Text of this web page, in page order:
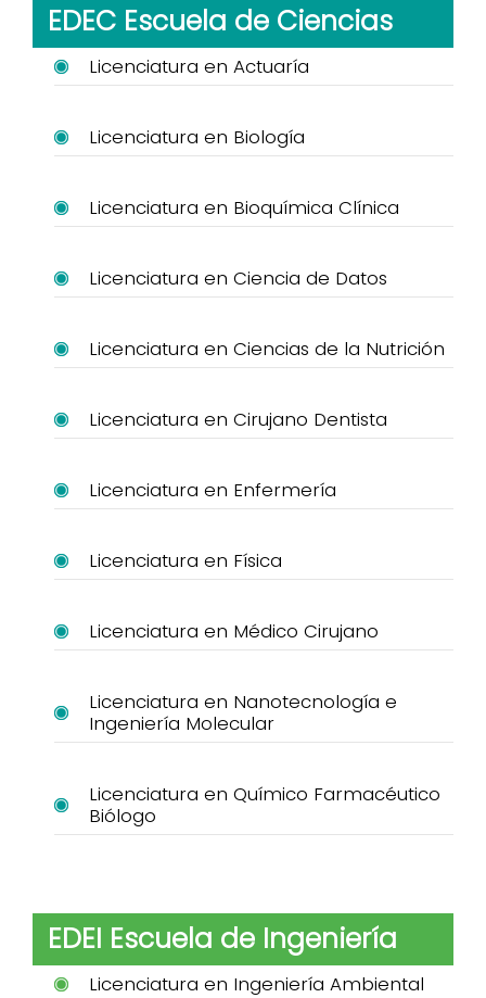
EDEC Escuela de Ciencias
Licenciatura en Actuaría
Licenciatura en Biología
Licenciatura en Bioquímica Clínica
Licenciatura en Ciencia de Datos
Licenciatura en Ciencias de la Nutrición
Licenciatura en Cirujano Dentista
Licenciatura en Enfermería
Licenciatura en Física
Licenciatura en Médico Cirujano
Licenciatura en Nanotecnología e
Ingeniería Molecular
Licenciatura en Químico Farmacéutico
Biólogo
EDEI Escuela de Ingeniería
Licenciatura en Ingeniería Ambiental